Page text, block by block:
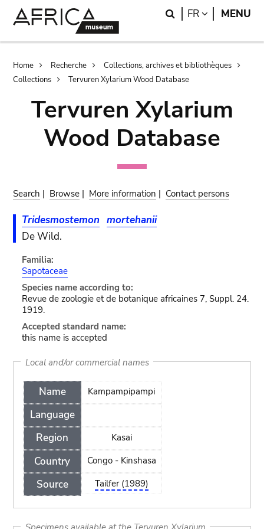
Search
FR LANGUAGE
MENU
Breadcrumb
Home Recherche
Collections, archives et bibliothèques
Collections
Tervuren Xylarium Wood Database
Tervuren Xylarium
Wood Database
Search | Browse | More information | Contact persons
Tridesmostemon mortehanii
De Wild.
Familia:
Sapotaceae
Species name according to:
Revue de zoologie et de botanique africaines 7, Suppl. 24.
1919.
Accepted standard name:
this name is accepted
Local and/or commercial names
Name
Language
Region
Country
Source
Kampampipampi
Kasai
Congo - Kinshasa
Tailfer (1989)
Specimens available at the Tervuren Xylarium